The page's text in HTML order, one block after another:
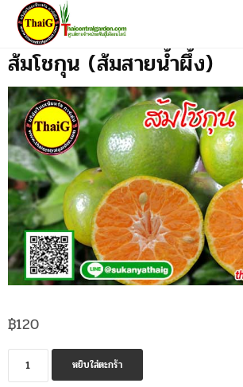
ส้มโชกุน (ส้มสายน้ำผึ้ง)
฿120
จำนวน
ส้ม
หยิบใส่ตะกร้า